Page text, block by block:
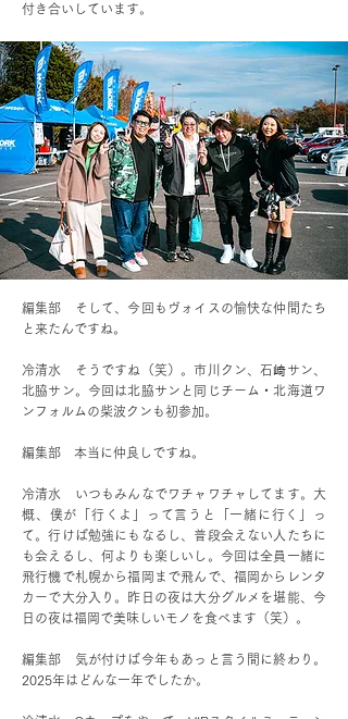
付き合いしています。
編集部 そして、今回もヴォイスの愉快な仲間たち
と来たんですね。
冷清水 そうですね（笑）。市川クン、石﨑サン、
北脇サン。今回は北脇サンと同じチーム・北海道ワ
ンフォルムの柴波クンも初参加。
編集部 本当に仲良しですね。
冷清水 いつもみんなでワチャワチャしてます。大
概、僕が「行くよ」って言うと「一緒に行く」っ
て。行けば勉強にもなるし、普段会えない人たちに
も会えるし、何よりも楽しいし。今回は全員一緒に
飛行機で札幌から福岡まで飛んで、福岡からレンタ
カーで大分入り。昨日の夜は大分グルメを堪能、今
日の夜は福岡で美味しいモノを食べます（笑）。
編集部 気が付けば今年もあっと言う間に終わり。
2025年はどんな一年でしたか。